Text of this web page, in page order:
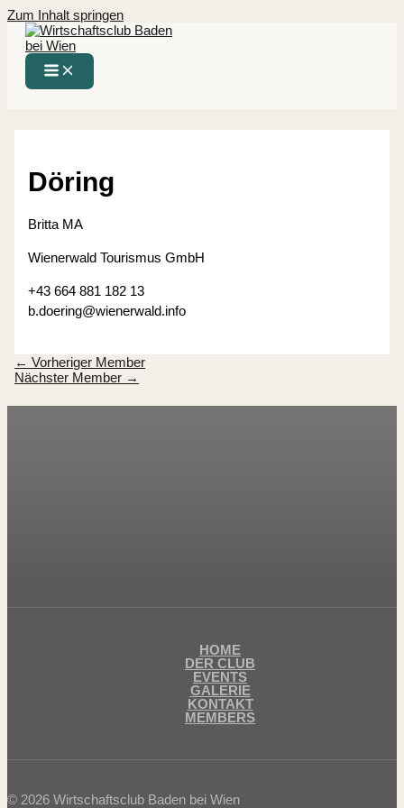
Zum Inhalt springen
Döring
Britta MA
Wienerwald Tourismus GmbH
+43 664 881 182 13
b.doering@wienerwald.info
← Vorheriger Member
Nächster Member →
HOME
DER CLUB
EVENTS
GALERIE
KONTAKT
MEMBERS
© 2026 Wirtschaftsclub Baden bei Wien